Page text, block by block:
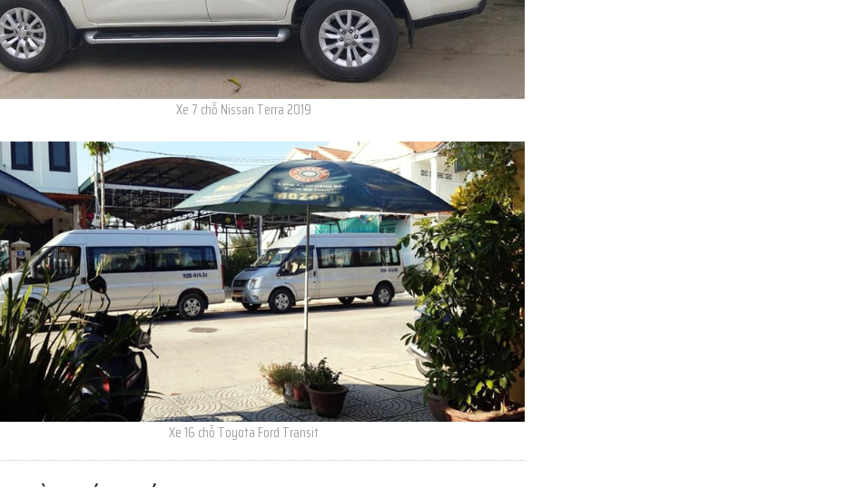
Xe 7 chỗ Nissan Terra 2019
Xe 16 chỗ Toyota Ford Transit